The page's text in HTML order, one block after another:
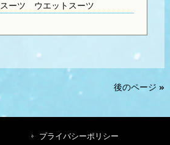
スーツ ウエットスーツ
後のページ »
プライバシーポリシー